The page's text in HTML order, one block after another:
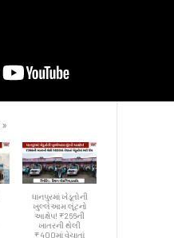
»
ધાનપુરમાં ખેડૂતોની
ખુલ્લેઆમ લૂંટનો
આક્ષેપ! ₹266ની
ખાતરની થેલી
₹400માં વેચાતાં